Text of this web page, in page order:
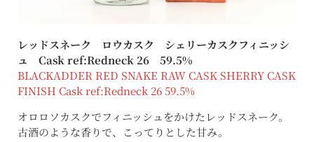
レッドスネーク ロウカスク シェリーカスクフィニッシ
ュ Cask ref:Redneck 26 59.5%
BLACKADDER RED SNAKE RAW CASK SHERRY CASK
FINISH Cask ref:Redneck 26 59.5%
オロロソカスクでフィニッシュをかけたレッドスネーク。
古酒のような香りで、こってりとした甘み。